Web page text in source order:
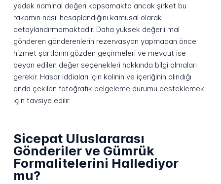
yedek nominal değeri kapsamakta ancak şirket bu
rakamın nasıl hesaplandığını kamusal olarak
detaylandırmamaktadır. Daha yüksek değerli mal
gönderen gönderenlerin rezervasyon yapmadan önce
hizmet şartlarını gözden geçirmeleri ve mevcut ise
beyan edilen değer seçenekleri hakkında bilgi almaları
gerekir. Hasar iddiaları için kolinin ve içeriğinin alındığı
anda çekilen fotoğrafik belgeleme durumu desteklemek
için tavsiye edilir.
Sicepat Uluslararası
Gönderiler ve Gümrük
Formalitelerini Hallediyor
mu?